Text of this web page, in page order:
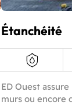
Étanchéité
ED Ouest
murs ou encore